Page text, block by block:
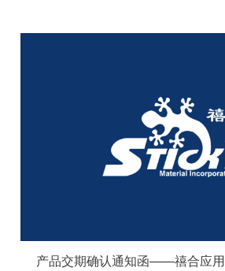
产品交期确认通知函——禧合应